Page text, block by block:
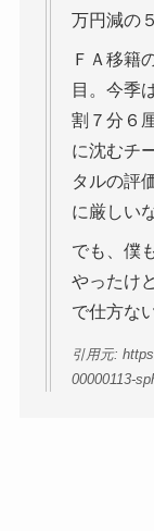
万円減の
ＦＡ移籍
目。今季
割７分６
に沈むチ
タルの評
に厳しい
でも、僕
やったけ
で仕方な
引用元:
00000113-